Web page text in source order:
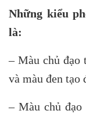
Những kiểu
là:
– Màu chủ đạo
và màu đen tạo
– Màu chủ